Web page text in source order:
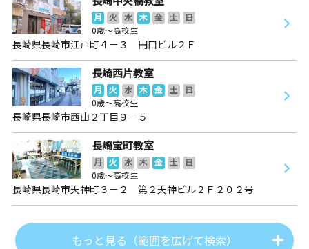
月 火 水 木 金 土
日
0歳～高校生
長崎県長崎市江戸町４－３ 円口ビル２Ｆ
長崎西片教室
月 火 水 木 金 土
日
0歳～高校生
長崎県長崎市西山２丁目９－５
長崎宝町教室
月 火 水 木 金 土
日
0歳～高校生
長崎県長崎市天神町３－２ 第２天神ビル２Ｆ２０２号
もっと見る（範囲を広げて検索）